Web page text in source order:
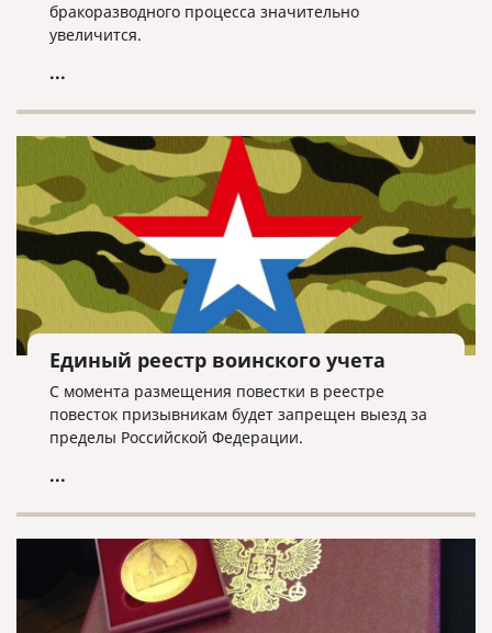
бракоразводного процесса значительно
увеличится.
...
Единый реестр воинского учета
С момента размещения повестки в реестре
повесток призывникам будет запрещен выезд за
пределы Российской Федерации.
...